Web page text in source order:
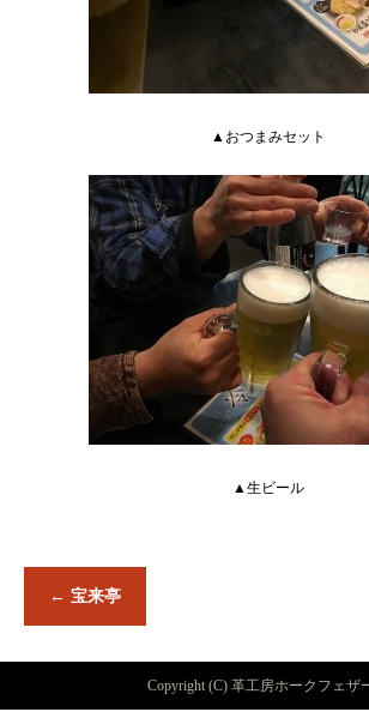
▲おつまみセット
▲生ビール
← 宝来亭
Copyright (C) 革工房ホークフェザ